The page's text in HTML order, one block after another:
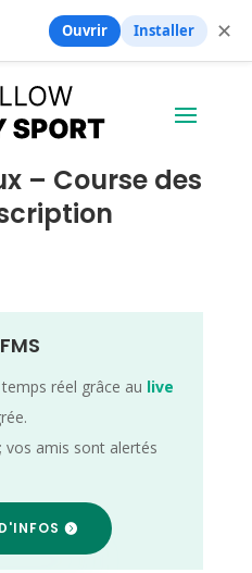
– Course des
réel grâce au live
; vos amis sont alertés
Ouvrir Installer ✕